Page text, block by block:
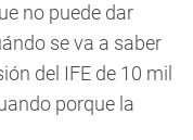
no puede dar
se va a saber
del IFE de 10 mil
porque la